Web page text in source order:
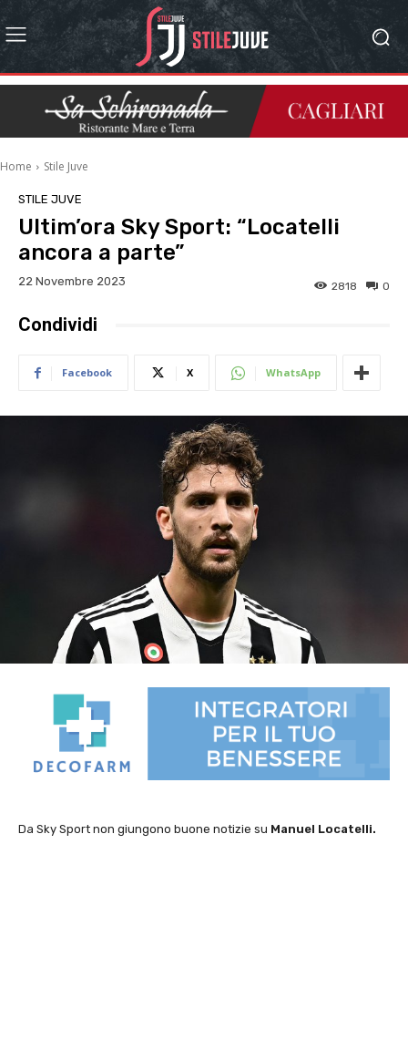
Home Stile Juve
STILE JUVE
Ultim’ora Sky Sport: “Locatelli
ancora a parte”
22 Novembre 2023 0
2818
Condividi
Facebook X WhatsApp
Da Sky Sport non giungono buone notizie su Manuel Locatelli.